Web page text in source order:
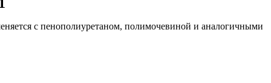
с пенополиуретаном, полимочевиной и аналогичными